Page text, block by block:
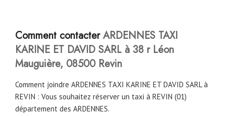
Comment contacterARDENNES TAXI
KARINE ET DAVID SARL à 38 r Léon
Mauguière, 08500 Revin
Comment joindre ARDENNES TAXI KARINE ET DAVID SARL à
REVIN : Vous souhaitez réserver un taxi à REVIN (01)
département des ARDENNES.